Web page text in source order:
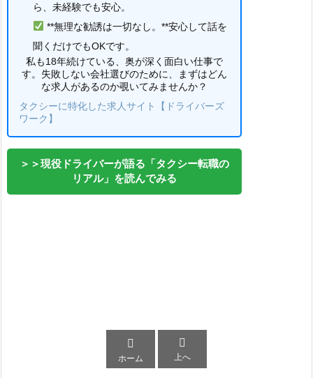
ら、未経験でも安心。
**無理な勧誘は一切なし。**安心して話を
聞くだけでもOKです。
私も18年続けている、奥が深く面白い仕事で
す。失敗しない会社選びのために、まずはどん
な求人があるのか覗いてみませんか？
タクシーに特化した求人サイト【ドライバーズ
ワーク】
＞＞現役ドライバーが語る「タクシー転職の
リアル」を読んでみる

ホーム

上へ